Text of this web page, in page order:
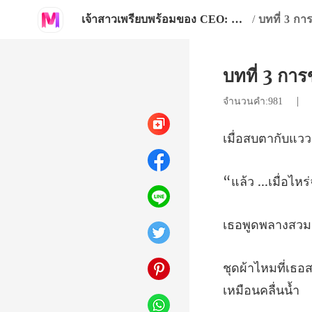
เจ้าสาวเพรียบพร้อมของ CEO: ข้อตกลงกับปีศาจในคราบมนุษย์ / บทที่ 3 กา
บทที่ 3 การ
จำนวนคำ:981 |
เมื่อไหร่
งสว